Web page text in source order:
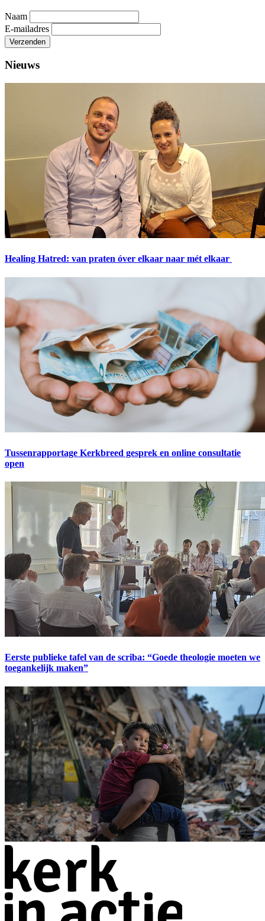
Naam
E-mailadres
Verzenden
Nieuws
Healing Hatred: van praten óver elkaar naar mét elkaar
Tussenrapportage Kerkbreed gesprek en online consultatie
open
Eerste publieke tafel van de scriba: “Goede theologie moeten we
toegankelijk maken”